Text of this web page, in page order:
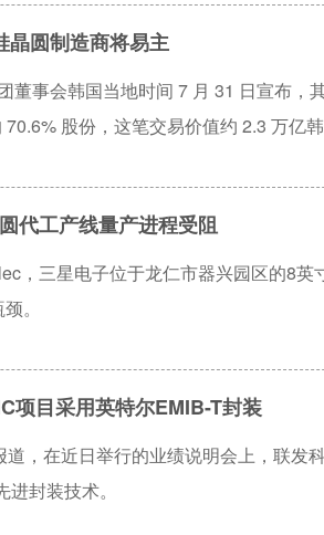
造发展的重要方向。
晶圆制造商将易主
董事会韩国当地时间 7 月 31 日宣布，
股份，这笔交易价值约 2.3 万亿
代工产线量产进程受阻
，三星电子位于龙仁市器兴园区的8
。
项目采用英特尔EMIB-T封装
，在近日举行的业绩说明会上，联发
封装技术。